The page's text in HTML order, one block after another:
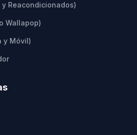
Reacondicionados)
Wallapop)
y Móvil)